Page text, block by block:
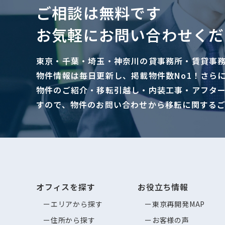
ご相談は無料です
お気軽にお問い合わせく
東京・千葉・埼玉・神奈川の貸事務所・賃貸事
物件情報は毎日更新し、掲載物件数No1！さら
物件のご紹介・移転引越し・内装工事・アフタ
すので、物件のお問い合わせから移転に関する
オフィスを探す
エリアから探す
住所から探す
お役立ち情報
東京再開発MAP
お客様の声